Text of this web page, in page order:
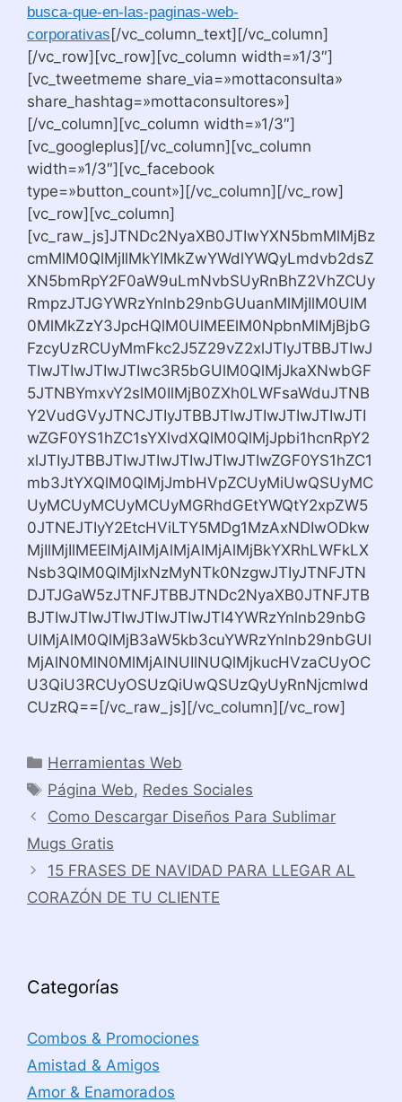
busca-que-en-las-paginas-web-
corporativas[/vc_column_text][/vc_column]
[/vc_row][vc_row][vc_column width=»1/3″]
[vc_tweetmeme share_via=»mottaconsulta»
share_hashtag=»mottaconsultores»]
[/vc_column][vc_column width=»1/3″]
[vc_googleplus][/vc_column][vc_column
width=»1/3″][vc_facebook
type=»button_count»][/vc_column][/vc_row]
[vc_row][vc_column]
[vc_raw_js]JTNDc2NyaXB0JTIwYXN5bmMlMjBz
cmMlM0QlMjIlMkYlMkZwYWdlYWQyLmdvb2dsZ
XN5bmRpY2F0aW9uLmNvbSUyRnBhZ2VhZCUy
RmpzJTJGYWRzYnlnb29nbGUuanMlMjIlM0UlM
0MlMkZzY3JpcHQlM0UlMEElM0NpbnMlMjBjbG
FzcyUzRCUyMmFkc2J5Z29vZ2xlJTIyJTBBJTIwJ
TIwJTIwJTIwJTIwc3R5bGUlM0QlMjJkaXNwbGF
5JTNBYmxvY2slM0IlMjB0ZXh0LWFsaWduJTNB
Y2VudGVyJTNCJTIyJTBBJTIwJTIwJTIwJTIwJTI
wZGF0YS1hZC1sYXlvdXQlM0QlMjJpbi1hcnRpY2
xlJTIyJTBBJTIwJTIwJTIwJTIwJTIwZGF0YS1hZC1
mb3JtYXQlM0QlMjJmbHVpZCUyMiUwQSUyMC
UyMCUyMCUyMCUyMGRhdGEtYWQtY2xpZW5
0JTNEJTIyY2EtcHViLTY5MDg1MzAxNDIwODkw
MjIlMjIlMEElMjAlMjAlMjAlMjAlMjBkYXRhLWFkLX
Nsb3QlM0QlMjIxNzMyNTk0NzgwJTIyJTNFJTN
DJTJGaW5zJTNFJTBBJTNDc2NyaXB0JTNFJTB
BJTIwJTIwJTIwJTIwJTIwJTI4YWRzYnlnb29nbG
UlMjAlM0QlMjB3aW5kb3cuYWRzYnlnb29nbGUl
MjAlN0MlN0MlMjAlNUIlNUQlMjkucHVzaCUyOC
U3QiU3RCUyOSUzQiUwQSUzQyUyRnNjcmlwd
CUzRQ==[/vc_raw_js][/vc_column][/vc_row]
Categorías
Herramientas Web
Etiquetas
Página Web, Redes Sociales
Como Descargar Diseños Para Sublimar
Mugs Gratis
15 FRASES DE NAVIDAD PARA LLEGAR AL
CORAZÓN DE TU CLIENTE
Categorías
Combos & Promociones
Amistad & Amigos
Amor & Enamorados